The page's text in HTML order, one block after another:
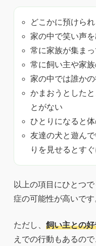
どこかに預けら
家の中で笑い声
常に家族が集ま
常に飼い主や家
家の中では誰か
かまおうとした
とがない
ひとりになると
友達の犬と遊ん
りを見せるとす
以上の項目にひとつ
症の可能性が高いです
ただし、 飼い主との
えでの行動もあるの